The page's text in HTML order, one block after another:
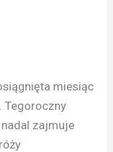
miesiąc
Tegoroczny
zajmuje